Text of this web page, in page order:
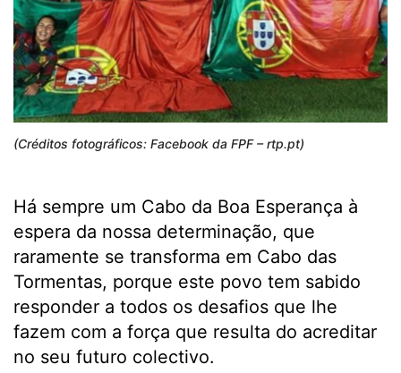
(Créditos fotográficos: Facebook da FPF – rtp.pt)
Há sempre um Cabo da Boa Esperança à
espera da nossa determinação, que
raramente se transforma em Cabo das
Tormentas, porque este povo tem sabido
responder a todos os desafios que lhe
fazem com a força que resulta do acreditar
no seu futuro colectivo.